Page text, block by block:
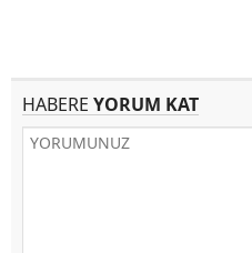
HABERE YORUM KAT